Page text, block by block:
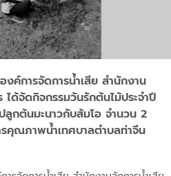
ค์การจัดการน้ำเสีย สำนักงาน
ได้จัดกิจกรรมวันรักต้นไม้ประจำปี
กต้นมะนาวกับส้มโอ จำนวน 2
คุณภาพน้ำเทศบาลตำบลท่าจีน